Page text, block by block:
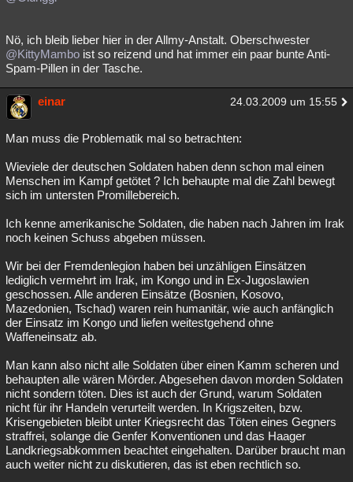
Nö, ich bleib lieber hier in der Allmy-Anstalt. Oberschwester
@KittyMambo ist so reizend und hat immer ein paar bunte Anti-
Spam-Pillen in der Tasche.
einar 24.03.2009 um 15:55
Man muss die Problematik mal so betrachten:
Wieviele der deutschen Soldaten haben denn schon mal einen
Menschen im Kampf getötet ? Ich behaupte mal die Zahl bewegt
sich im untersten Promillebereich.
Ich kenne amerikanische Soldaten, die haben nach Jahren im Irak
noch keinen Schuss abgeben müssen.
Wir bei der Fremdenlegion haben bei unzähligen Einsätzen
lediglich vermehrt im Irak, im Kongo und in Ex-Jugoslawien
geschossen. Alle anderen Einsätze (Bosnien, Kosovo,
Mazedonien, Tschad) waren rein humanitär, wie auch anfänglich
der Einsatz im Kongo und liefen weitestgehend ohne
Waffeneinsatz ab.
Man kann also nicht alle Soldaten über einen Kamm scheren und
behaupten alle wären Mörder. Abgesehen davon morden Soldaten
nicht sondern töten. Dies ist auch der Grund, warum Soldaten
nicht für ihr Handeln verurteilt werden. In Krigszeiten, bzw.
Krisengebieten bleibt unter Kriegsrecht das Töten eines Gegners
straffrei, solange die Genfer Konventionen und das Haager
Landkriegsabkommen beachtet eingehalten. Darüber braucht man
auch weiter nicht zu diskutieren, das ist eben rechtlich so.